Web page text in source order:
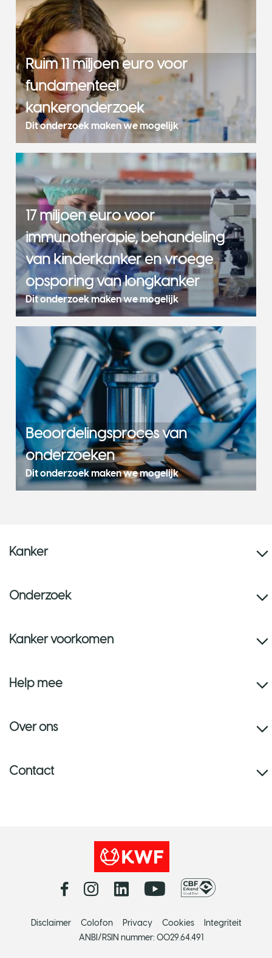
Ruim 11 miljoen euro voor
fundamenteel
kankeronderzoek
Dit onderzoek maken we mogelijk
17 miljoen euro voor
immunotherapie, behandeling
van kinderkanker en vroege
opsporing van longkanker
Dit onderzoek maken we mogelijk
Beoordelingsproces van
onderzoeken
Dit onderzoek maken we mogelijk
Kanker
Onderzoek
Kanker voorkomen
Help mee
Over ons
Contact
Disclaimer Colofon Privacy Cookies
Integriteit
ANBI/RSIN nummer: 0029.64.491